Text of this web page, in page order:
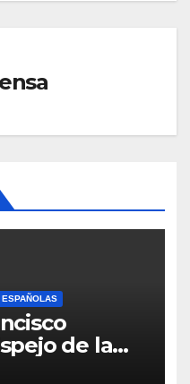
ESPAÑOLAS
de la